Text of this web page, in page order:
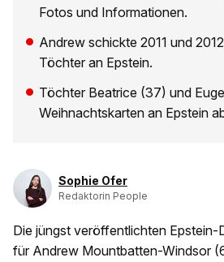
Fotos und Informationen.
Andrew schickte 2011 und
Töchter an Epstein.
Töchter Beatrice (37) und
Weihnachtskarten an Epstein
Sophie Ofer
Redaktorin People
Die jüngst veröffentlichten Epstein-
für Andrew Mountbatten-Windsor